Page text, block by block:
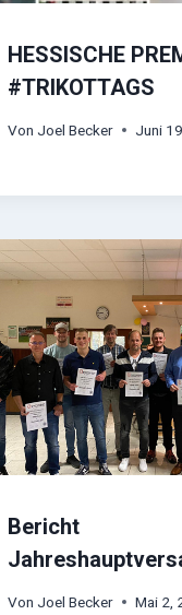
HESSISCHE
#TRIKOTTAGS
Von Joel Becker Juni
Bericht
Von Joel Becker Mai 2,